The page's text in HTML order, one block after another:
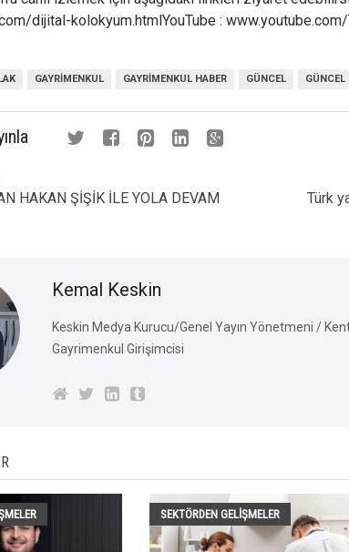
dijital-kolokyum.htmlYouTube :
GAYRIMENKUL GAYRIMENKUL HABER GÜNCEL GÜNCEL
Türk
HAKAN ŞİŞİK İLE YOLA DEVAM
Kemal Keskin
Keskin Medya Kurucu/Genel Yayın Yönetmeni /
Gayrimenkul Girişimcisi
SEKTÖRDEN GELIŞMELER